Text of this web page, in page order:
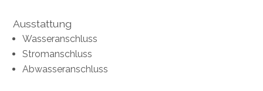
Ausstattung
Wasseranschluss
Stromanschluss
Abwasseranschluss